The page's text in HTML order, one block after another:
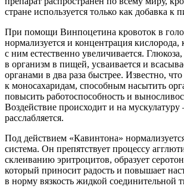
стране используется только как добавка к
При помощи Винпоцетина кровоток в
нормализуется и концентрация кислорода,
с ним естественно увеличивается. Глюкоза,
в организм в пищей, усваивается и
органами в два раза быстрее. Известно,
к моносахаридам, способным насытить
повысить работоспособность и
Воздействие происходит и на
расслабляется.
Под действием «Кавинтона»
система. Он препятствует процессу
склеиванию эритроцитов, образует
который приносит радость и повышает
в норму вязкость жидкой соединительной